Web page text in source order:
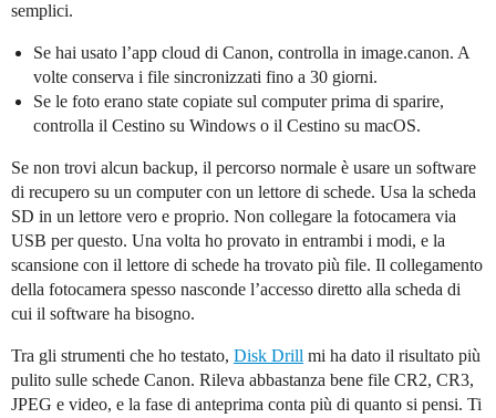
semplici.
Se hai usato l’app cloud di Canon, controlla in image.canon. A
volte conserva i file sincronizzati fino a 30 giorni.
Se le foto erano state copiate sul computer prima di sparire,
controlla il Cestino su Windows o il Cestino su macOS.
Se non trovi alcun backup, il percorso normale è usare un software
di recupero su un computer con un lettore di schede. Usa la scheda
SD in un lettore vero e proprio. Non collegare la fotocamera via
USB per questo. Una volta ho provato in entrambi i modi, e la
scansione con il lettore di schede ha trovato più file. Il collegamento
della fotocamera spesso nasconde l’accesso diretto alla scheda di
cui il software ha bisogno.
Tra gli strumenti che ho testato, Disk Drill mi ha dato il risultato più
pulito sulle schede Canon. Rileva abbastanza bene file CR2, CR3,
JPEG e video, e la fase di anteprima conta più di quanto si pensi. Ti